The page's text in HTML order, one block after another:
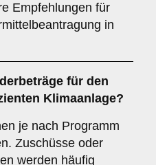
Empfehlungen für
in
für den
Klimaanlage?
je nach Programm
Zuschüsse oder
werden häufig